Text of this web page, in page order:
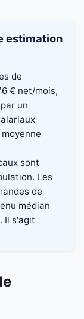
estimation
de
€ net/mois,
un
sont
Les
de
médian
Il s'agit